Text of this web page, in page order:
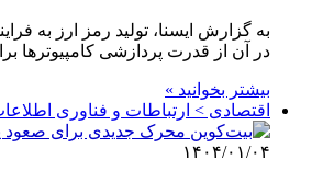
به گزارش ایسنا، تولید رمز ارز به
در آن از قدرت پردازشی کامپیوترها
بیشتر بخوانید »
اقتصادی > ارتباطات و فناوری
۱۴۰۴/۰۱/۰۴